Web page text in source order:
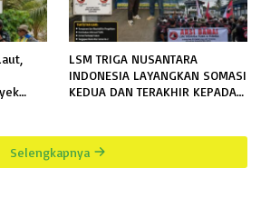
LSM TRIGA NUSANTARA
INDONESIA LAYANGKAN SOMASI
KEDUA DAN TERAKHIR KEPADA
INFORMASI PUBLIK
Selengkapnya